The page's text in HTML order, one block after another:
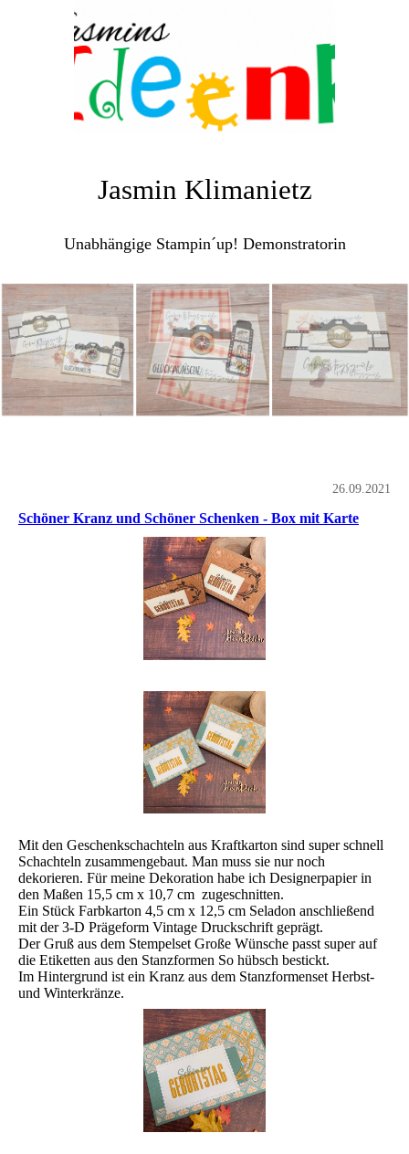
Jasmin Klimanietz
Unabhängige Stampin´up! Demonstratorin
26.09.2021
Schöner Kranz und Schöner Schenken - Box mit Karte
Mit den Geschenkschachteln aus Kraftkarton sind super schnell
Schachteln zusammengebaut. Man muss sie nur noch
dekorieren. Für meine Dekoration habe ich Designerpapier in
den Maßen 15,5 cm x 10,7 cm zugeschnitten.
Ein Stück Farbkarton 4,5 cm x 12,5 cm Seladon anschließend
mit der 3-D Prägeform Vintage Druckschrift geprägt.
Der Gruß aus dem Stempelset Große Wünsche passt super auf
die Etiketten aus den Stanzformen So hübsch bestickt.
Im Hintergrund ist ein Kranz aus dem Stanzformenset Herbst-
und Winterkränze.